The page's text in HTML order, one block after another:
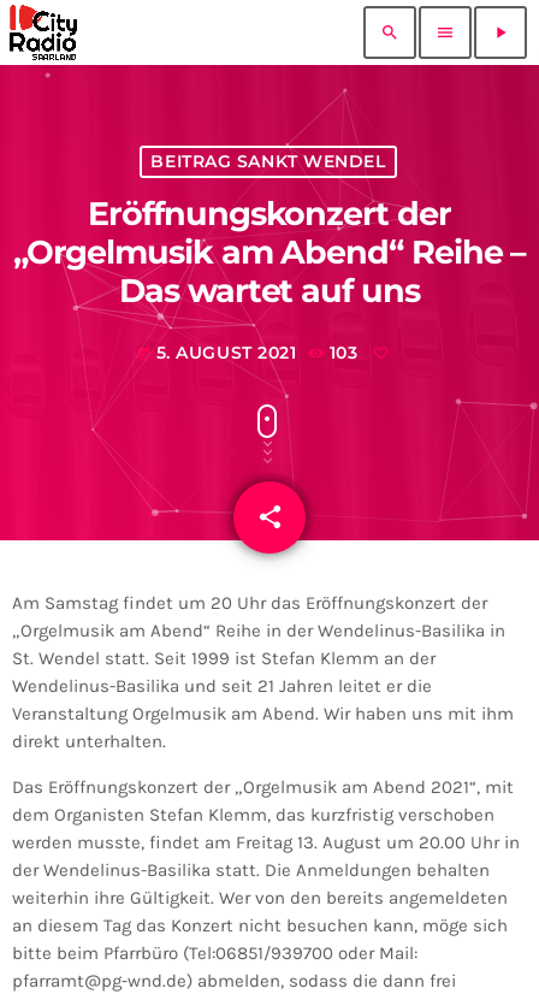
search menu play_arrow
BEITRAG SANKT WENDEL
Eröffnungskonzert der
„Orgelmusik am Abend“ Reihe –
Das wartet auf uns
today 5. AUGUST 2021 103
share
email
Am Samstag findet um 20 Uhr das Eröffnungskonzert der
„Orgelmusik am Abend“ Reihe in der Wendelinus-Basilika in
St. Wendel statt. Seit 1999 ist Stefan Klemm an der
Wendelinus-Basilika und seit 21 Jahren leitet er die
Veranstaltung Orgelmusik am Abend. Wir haben uns mit ihm
direkt unterhalten.
Das Eröffnungskonzert der „Orgelmusik am Abend 2021“, mit
dem Organisten Stefan Klemm, das kurzfristig verschoben
werden musste, findet am Freitag 13. August um 20.00 Uhr in
der Wendelinus-Basilika statt. Die Anmeldungen behalten
weiterhin ihre Gültigkeit. Wer von den bereits angemeldeten
an diesem Tag das Konzert nicht besuchen kann, möge sich
bitte beim Pfarrbüro (Tel:06851/939700 oder Mail:
pfarramt@pg-wnd.de) abmelden, sodass die dann frei